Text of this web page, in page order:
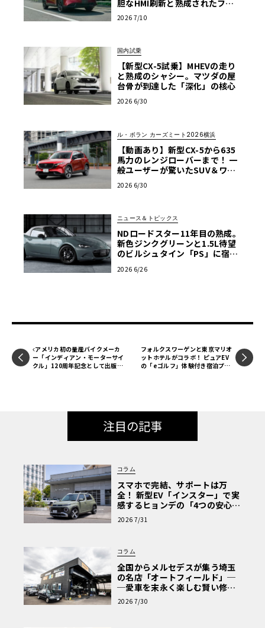
胆なHMI刷新と熟成されたフッ
トワーク
2026 7/10
国内試乗
【新型CX-5試乗】MHEVの走り
と熟成のシャシー。マツダの屋
台骨が到達した「深化」の核心
2026 6/30
ル・ボラン カーズミート2026横浜
【動画あり】新型CX-5から635
馬力のレンジローバーまで！ 一
般ユーザーが驚いたSUV＆ワゴ
ーズミート2026横浜】
2026 6/30
ニュース＆トピックス
NDロードスター11年目の熟成。
新色ジンクグリーンと1.5L待望
のビルシュタイン「PS」に宿る
2026 6/26
アメリカ初の量産バイクメーカ
ー「インディアン・モーターサイ
クル」120周年記念として出版さ
フォルクスワーゲンと東京マリオ
ットホテルがコラボ！ ピュアEV
の「eゴルフ」体験付き宿泊プラ
注目の記事
コラム
スマホで完結、サポートは万
全！ 新型EV「インスター」で実
感するヒョンデの「4つの安心」
【第1回・ヒョンデ6つの疑問：
Why? Hyundai?】〈PR〉
2026 7/31
コラム
全国からメルセデスが集う埼玉
の名店「オートフィールド」─
─愛車を末永く楽しむ賢い修理
術と、プロがフックス製オイル
を選ぶ理由〈PR〉
2026 7/30